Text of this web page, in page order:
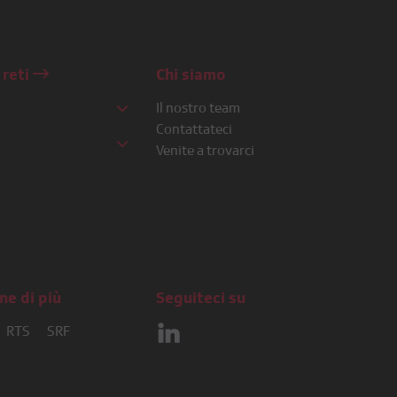
reti
3
Chi siamo
Il nostro team
Contattateci
Venite a trovarci
di più
RTS SRF
Seguiteci su